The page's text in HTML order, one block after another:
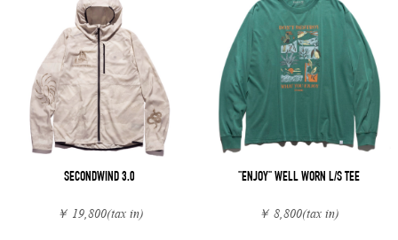
SECONDWIND 3.0
￥ 19,800(tax in)
"ENJOY" WELL WORN L/S TEE
￥ 8,800(tax in)